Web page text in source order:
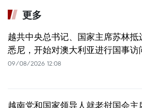
更多
越共中央总书记、国家主席苏林抵
悉尼，开始对澳大利亚进行国事访
09/08/2026 12:08
越南党和国家领导人就老挝国会主